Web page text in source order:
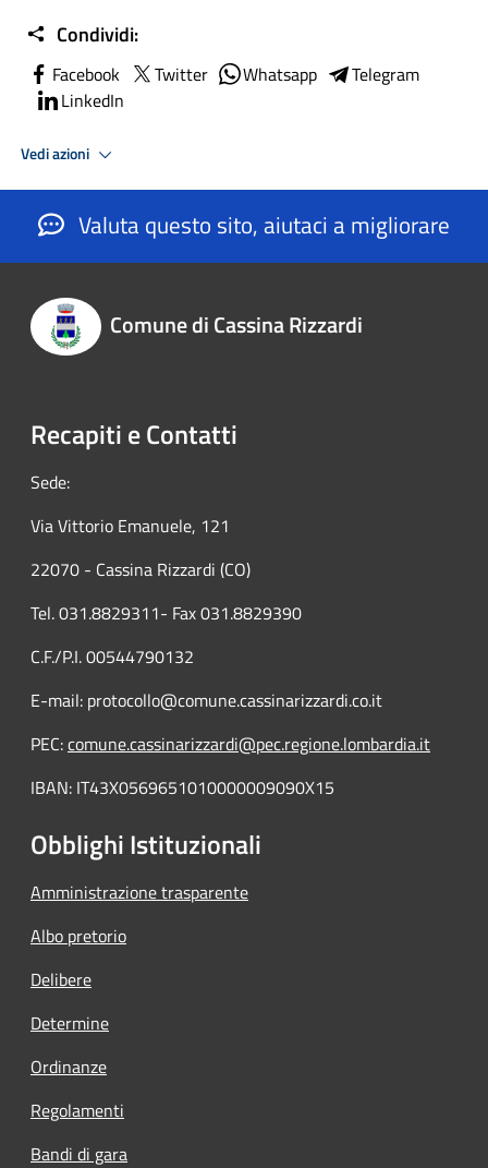
Condividi:
Facebook Twitter Whatsapp
Telegram
LinkedIn
Vedi azioni
Valuta questo sito, aiutaci a migliorare
Comune di Cassina Rizzardi
Recapiti e Contatti
Sede:
Via Vittorio Emanuele, 121
22070 - Cassina Rizzardi (CO)
Tel. 031.8829311- Fax 031.8829390
C.F./P.I. 00544790132
E-mail: protocollo@comune.cassinarizzardi.co.it
PEC:comune.cassinarizzardi@pec.regione.lombardia.it
IBAN: IT43X0569651010000009090X15
Obblighi Istituzionali
Amministrazione trasparente
Albo pretorio
Delibere
Determine
Ordinanze
Regolamenti
Bandi di gara